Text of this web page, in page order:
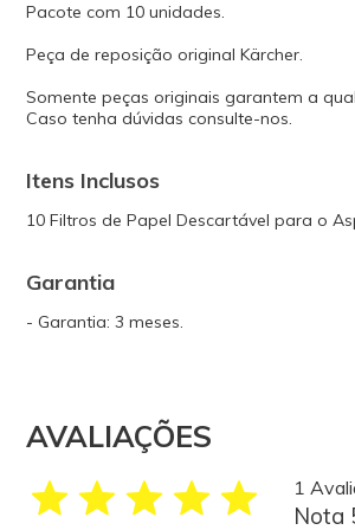
Pacote com 10 unidades.
Peça de reposição original Kärcher.
Somente peças originais garantem a
Caso tenha dúvidas consulte-nos.
Itens Inclusos
10 Filtros de Papel Descartável para o
Garantia
- Garantia: 3 meses.
AVALIAÇÕES
1
Nota